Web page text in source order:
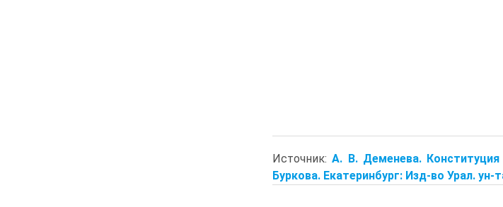
Источник:А. В. Деменевa.
Буркова. Екатеринбург: Изд-во Урал.